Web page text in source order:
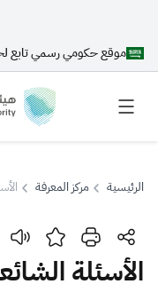
موقع حكومي رسمي تابع
بحث
الرئيسية مركز المعرفة
الأسئلة